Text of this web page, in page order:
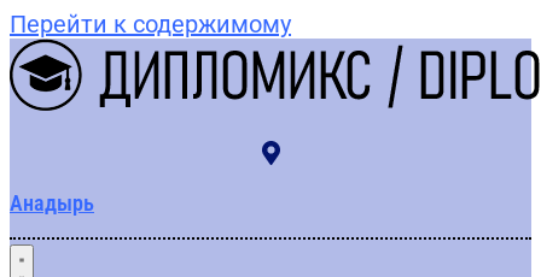
Перейти к содержимому
Анадырь